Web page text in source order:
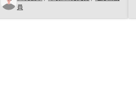
も多く居ましたが、興味がある人に
は紹介したいと思っております。次
員